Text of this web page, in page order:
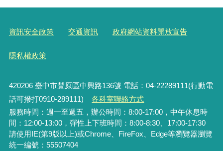
資訊安全政策 交通資訊 政府網站資料開放宣告
隱私權政策
420206臺中市豐原區中興路136號 電話：04-22289111(行動電
話可撥打0910-289111)
各科室聯絡方式
服務時間：週一至週五，辦公時間：8:00-17:00，中午休息時
間：12:00-13:00，彈性上下班時間：8:00-8:30、17:00-17:30
請使用IE(第9版以上)或Chrome、FireFox、Edge等瀏覽器瀏覽
統一編號：55507404